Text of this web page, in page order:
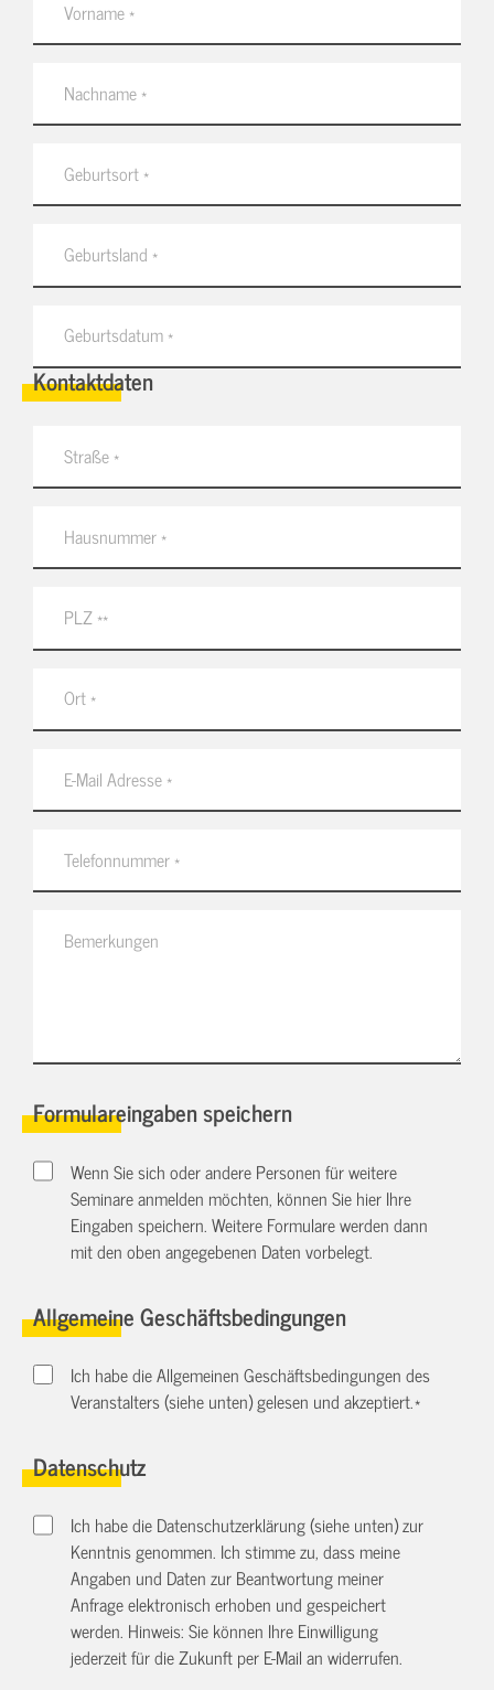
Kontaktdaten
Formulareingaben speichern
Wenn Sie sich oder andere Personen für weitere
Seminare anmelden möchten, können Sie hier Ihre
Eingaben speichern. Weitere Formulare werden dann
mit den oben angegebenen Daten vorbelegt.
Allgemeine Geschäftsbedingungen
Ich habe die Allgemeinen Geschäftsbedingungen des
Veranstalters (siehe unten) gelesen und akzeptiert.*
Datenschutz
Ich habe die Datenschutzerklärung (siehe unten) zur
Kenntnis genommen. Ich stimme zu, dass meine
Angaben und Daten zur Beantwortung meiner
Anfrage elektronisch erhoben und gespeichert
werden. Hinweis: Sie können Ihre Einwilligung
jederzeit für die Zukunft per E-Mail anwiderrufen.